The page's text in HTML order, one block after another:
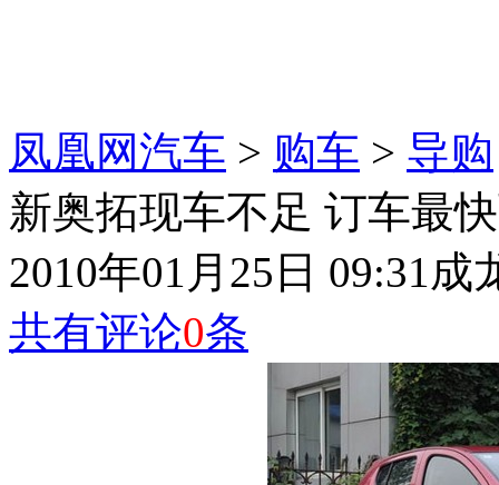
凤凰网汽车 > 购车 > 导购
新奥拓现车不足 订车最
2010年01月25日 09:31成
共有评论0条